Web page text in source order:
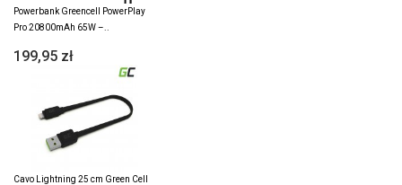
Powerbank Greencell PowerPlay
Pro 20800mAh 65W –..
199,95 zł
Cavo Lightning 25 cm Green Cell